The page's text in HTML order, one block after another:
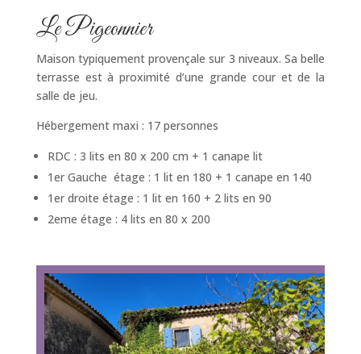
Le Pigeonnier
Maison typiquement provençale sur 3 niveaux. Sa belle
terrasse est à proximité d’une grande cour et de la
salle de jeu.
Hébergement maxi : 17 personnes
RDC : 3 lits en 80 x 200 cm + 1 canape lit
1er Gauche étage : 1 lit en 180 + 1 canape en 140
1er droite étage : 1 lit en 160 + 2 lits en 90
2eme étage : 4 lits en 80 x 200